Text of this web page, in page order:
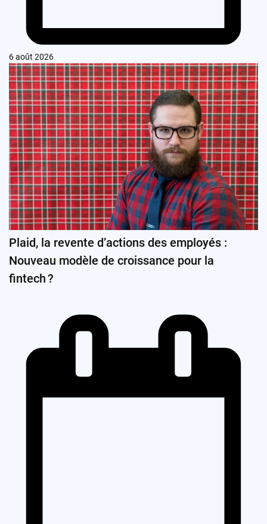
6 août 2026
Plaid, la revente d’actions des employés :
Nouveau modèle de croissance pour la
fintech ?